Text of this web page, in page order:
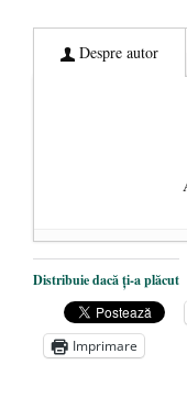
Despre autor
Dezvăluiri
Zelensky
Statul care
Distribuie dacă ți-a plăcut
Imprimare